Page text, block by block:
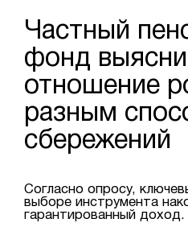
Частный
фонд
отношение
разным
сбережений
Согласно опросу,
выборе инструмента
гарантированный доход.